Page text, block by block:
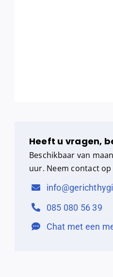
Heeft u vragen,
Beschikbaar van
uur. Neem contact op
085 080 56 39
Chat met een